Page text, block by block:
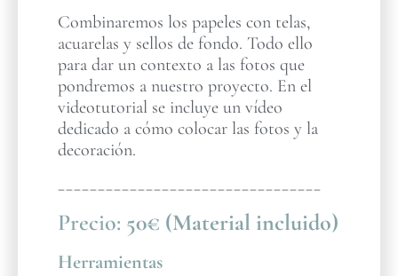
Combinaremos los papeles con telas,
acuarelas y sellos de fondo. Todo ello
para dar un contexto a las fotos que
pondremos a nuestro proyecto. En el
videotutorial se incluye un vídeo
dedicado a cómo colocar las fotos y la
decoración.
_________________________________
Precio: 50€ (Material incluido)
Herramientas